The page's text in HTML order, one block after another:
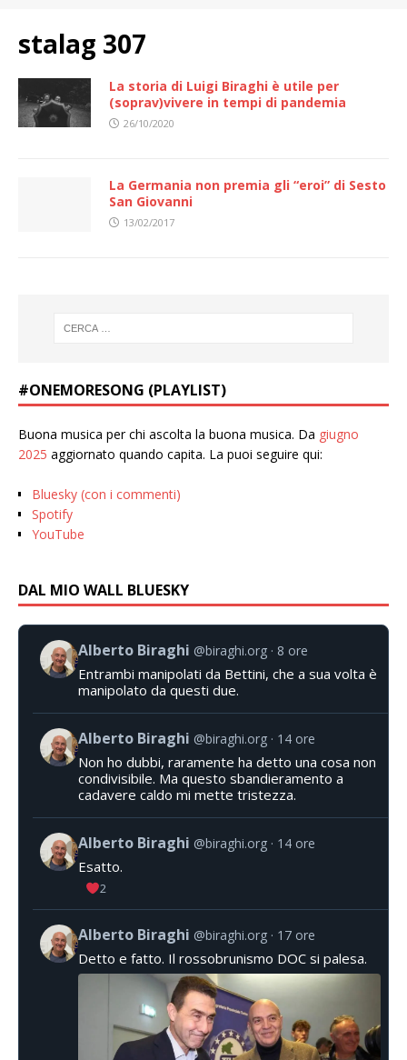
stalag 307
La storia di Luigi Biraghi è utile per
(soprav)vivere in tempi di pandemia
26/10/2020
La Germania non premia gli “eroi” di Sesto
San Giovanni
13/02/2017
#ONEMORESONG (PLAYLIST)
Buona musica per chi ascolta la buona musica. Da giugno
2025 aggiornato quando capita. La puoi seguire qui:
Bluesky (con i commenti)
Spotify
YouTube
DAL MIO WALL BLUESKY
Alberto Biraghi @biraghi.org 8 ore
Entrambi manipolati da Bettini, che a sua volta è
manipolato da questi due.
Alberto Biraghi @biraghi.org 14 ore
Non ho dubbi, raramente ha detto una cosa non
condivisibile. Ma questo sbandieramento a
cadavere caldo mi mette tristezza.
Alberto Biraghi @biraghi.org 14 ore
Esatto.
2
Alberto Biraghi @biraghi.org 17 ore
Detto e fatto. Il rossobrunismo DOC si palesa.